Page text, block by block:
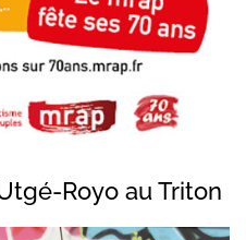
Royo au Triton